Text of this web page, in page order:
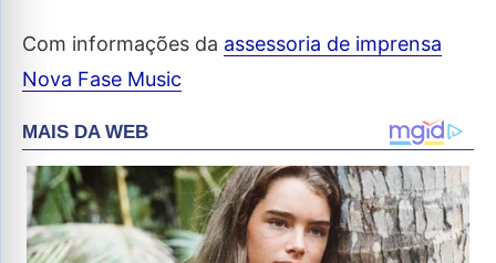
Com informações da assessoria de imprensa
Nova Fase Music